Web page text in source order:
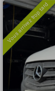
Vous arrivez trop tard